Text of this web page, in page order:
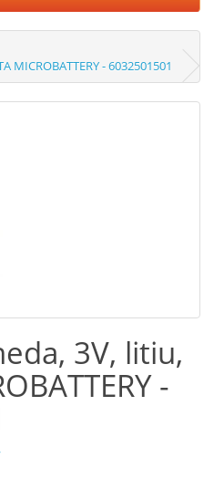
MICROBATTERY - 6032501501
3V, litiu,
-